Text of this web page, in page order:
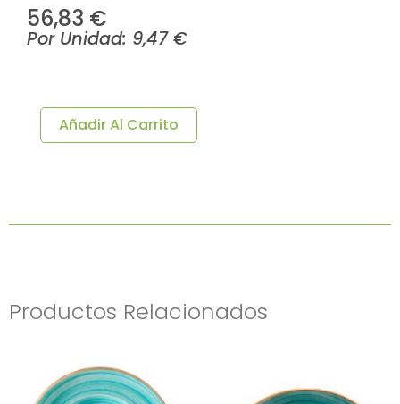
56,83 €
Por Unidad: 9,47€
GOURMET
BARROCOAñadir Al Carrito
Productos Relacionados